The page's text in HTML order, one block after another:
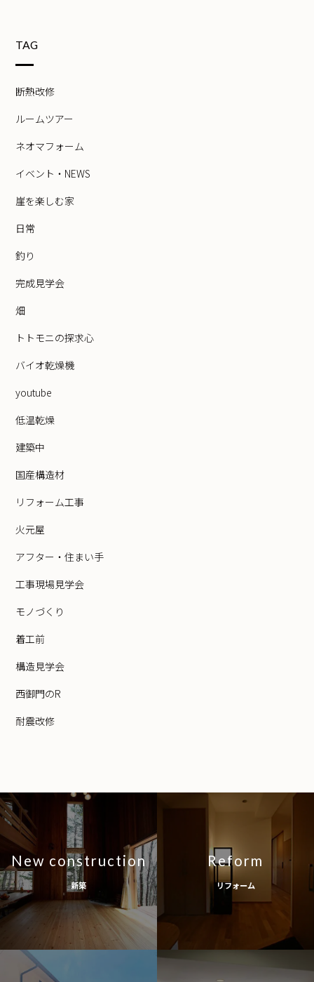
TAG
断熱改修
ルームツアー
ネオマフォーム
イベント・NEWS
崖を楽しむ家
日常
釣り
完成見学会
畑
トトモニの探求心
バイオ乾燥機
youtube
低温乾燥
建築中
国産構造材
リフォーム工事
火元屋
アフター・住まい手
工事現場見学会
モノづくり
着工前
構造見学会
西御門のR
耐震改修
New construction
新築
Reform
リフォーム